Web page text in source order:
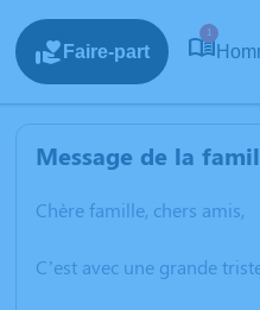
Faire-part
1
Message de la
Chère famille, chers amis,
C’est avec une grande